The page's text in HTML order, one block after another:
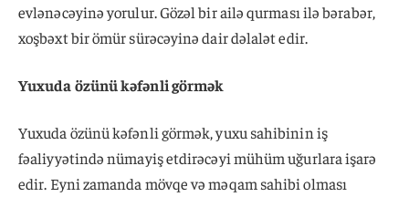
evlənəcəyinə yorulur. Gözəl bir ailə qurması ilə bərabər,
xoşbəxt bir ömür sürəcəyinə dair dəlalət edir.
Yuxuda özünü kəfənli görmək
Yuxuda özünü kəfənli görmək, yuxu sahibinin iş
fəaliyyətində nümayiş etdirəcəyi mühüm uğurlara işarə
edir. Eyni zamanda mövqe və məqam sahibi olması